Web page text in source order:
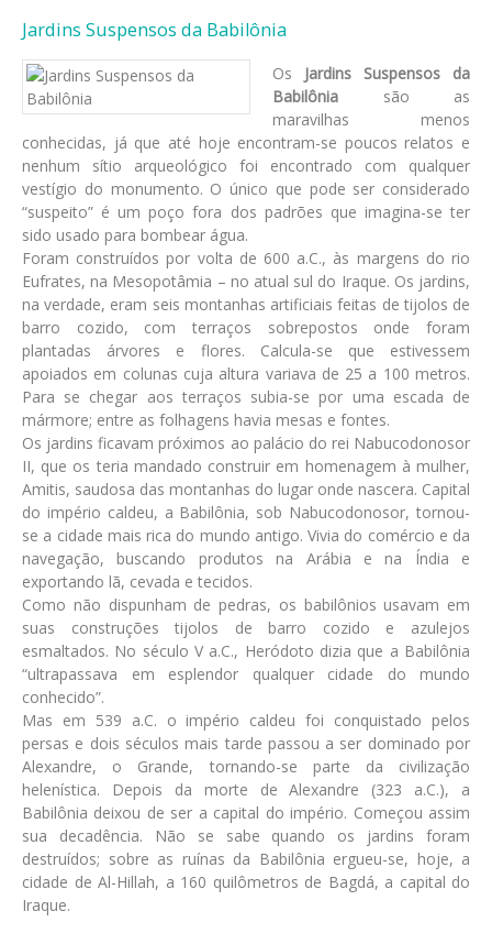
Jardins Suspensos da Babilônia
Os
Jardins Suspensos da
Babilônia são as
maravilhas menos
conhecidas, já que até hoje encontram-se poucos relatos e
nenhum sítio arqueológico foi encontrado com qualquer
vestígio do monumento. O único que pode ser considerado
“suspeito” é um poço fora dos padrões que imagina-se ter
sido usado para bombear água.
Foram construídos por volta de 600 a.C., às margens do rio
Eufrates, na Mesopotâmia – no atual sul do Iraque. Os jardins,
na verdade, eram seis montanhas artificiais feitas de tijolos de
barro cozido, com terraços sobrepostos onde foram
plantadas árvores e flores. Calcula-se que estivessem
apoiados em colunas cuja altura variava de 25 a 100 metros.
Para se chegar aos terraços subia-se por uma escada de
mármore; entre as folhagens havia mesas e fontes.
Os jardins ficavam próximos ao palácio do rei Nabucodonosor
II, que os teria mandado construir em homenagem à mulher,
Amitis, saudosa das montanhas do lugar onde nascera. Capital
do império caldeu, a Babilônia, sob Nabucodonosor, tornou-
se a cidade mais rica do mundo antigo. Vivia do comércio e da
navegação, buscando produtos na Arábia e na Índia e
exportando lã, cevada e tecidos.
Como não dispunham de pedras, os babilônios usavam em
suas construções tijolos de barro cozido e azulejos
esmaltados. No século V a.C., Heródoto dizia que a Babilônia
“ultrapassava em esplendor qualquer cidade do mundo
conhecido”.
Mas em 539 a.C. o império caldeu foi conquistado pelos
persas e dois séculos mais tarde passou a ser dominado por
Alexandre, o Grande, tornando-se parte da civilização
helenística. Depois da morte de Alexandre (323 a.C.), a
Babilônia deixou de ser a capital do império. Começou assim
sua decadência. Não se sabe quando os jardins foram
destruídos; sobre as ruínas da Babilônia ergueu-se, hoje, a
cidade de Al-Hillah, a 160 quilômetros de Bagdá, a capital do
Iraque.